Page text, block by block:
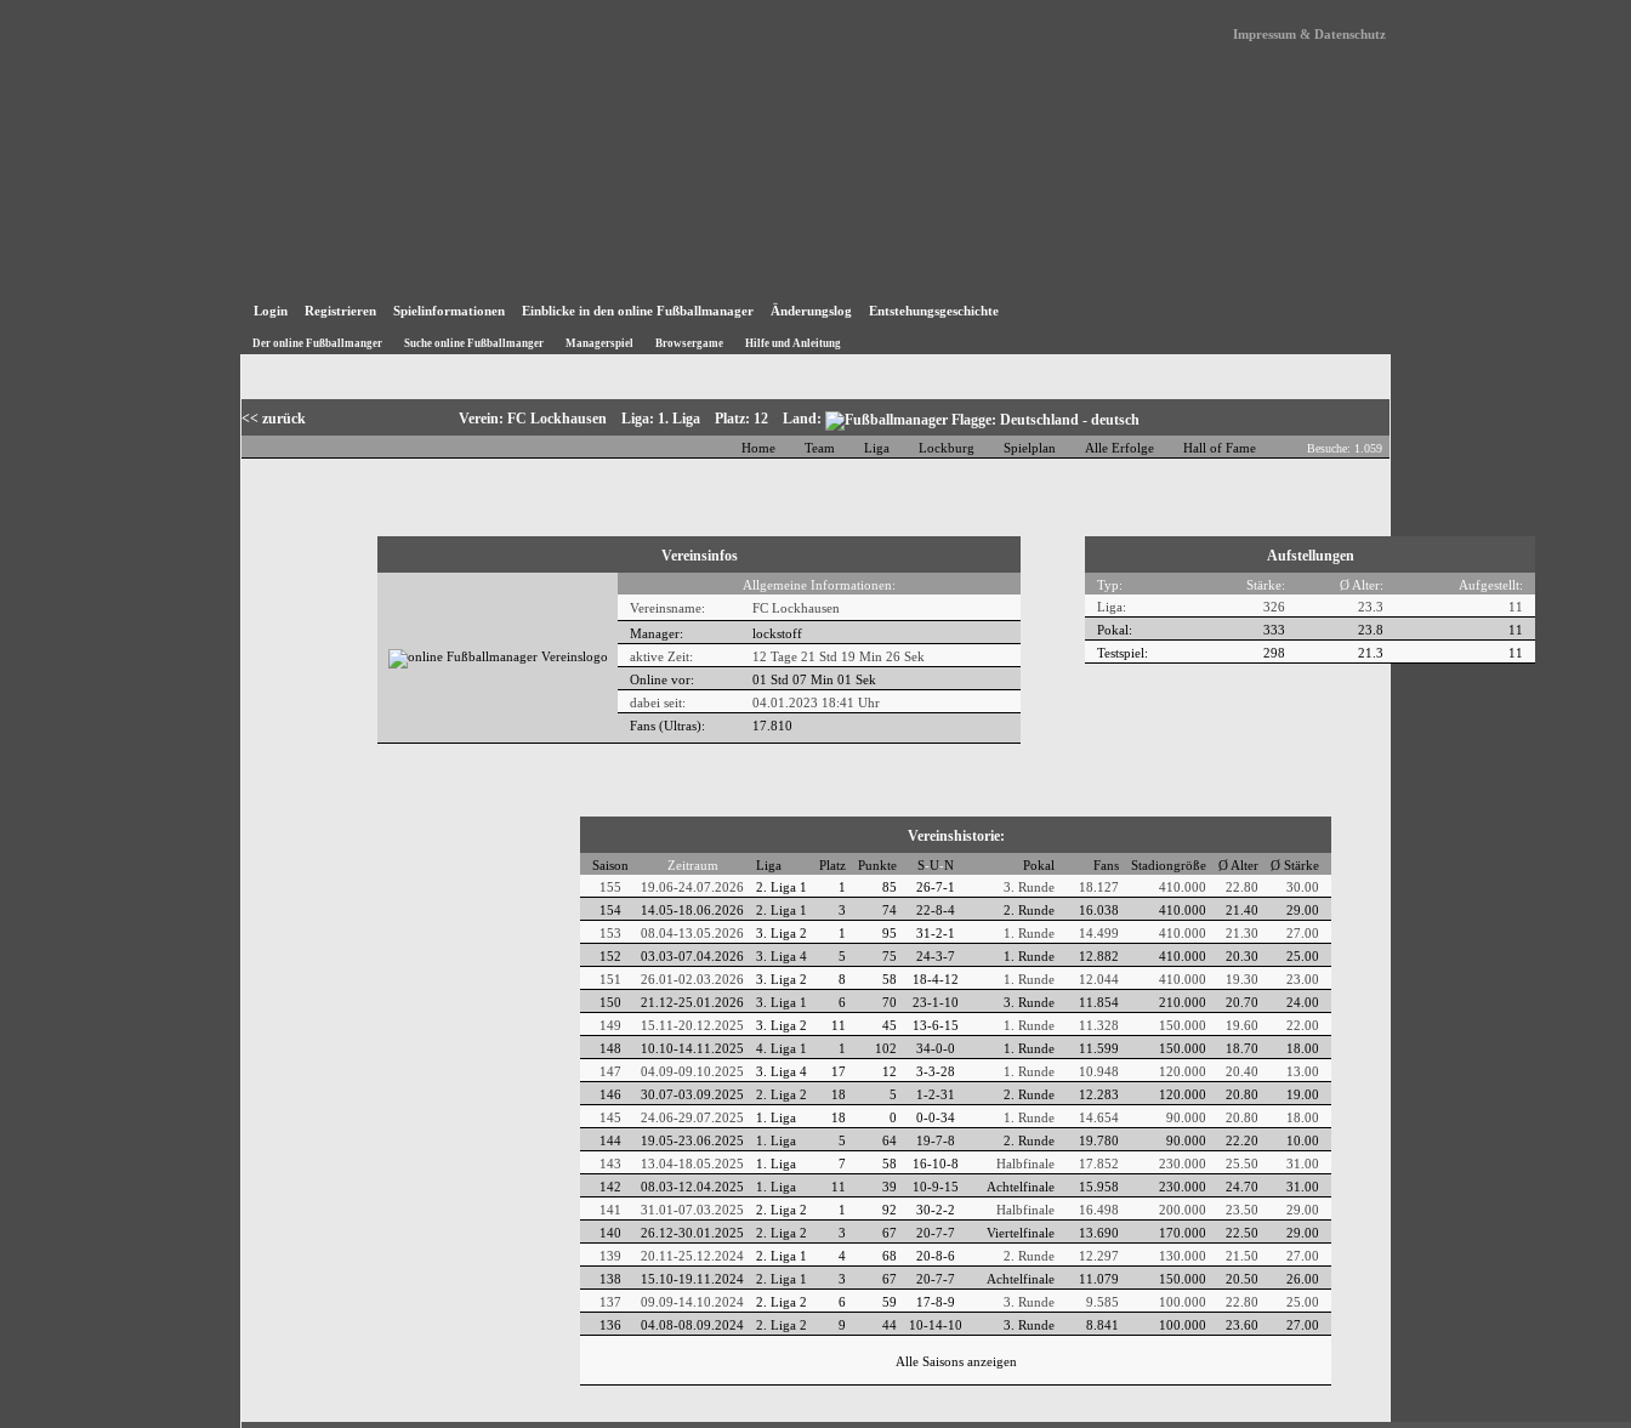
Impressum & Datenschutz
Login Registrieren Spielinformationen Einblicke in den online Fußballmanager Änderungslog Entstehungsgeschichte
Der online Fußballmanger Suche online Fußballmanger Managerspiel Browsergame Hilfe und Anleitung
<< zurück Verein: FC Lockhausen Liga: 1. Liga Platz: 12 Land:
Home Team Liga Lockburg Spielplan Alle Erfolge Hall of Fame Besuche: 1.059
Vereinsinfos
Allgemeine Informationen:
Vereinsname:
FC Lockhausen
Manager:
lockstoff
aktive Zeit:
12 Tage 21 Std 19 Min 26 Sek
Online vor:
01 Std 07 Min 02 Sek
dabei seit:
04.01.2023 18:41 Uhr
Fans (Ultras):
17.810
Aufstellungen
Typ: Stärke: Ø Alter:
Aufgestellt:
Liga:
326 23.3
11
Pokal:
333 23.8
11
Testspiel:
298 21.3 11
Vereinshistorie:
Saison Zeitraum Liga Platz Punkte S-U-N Pokal Fans Stadiongröße Ø Alter
Ø Stärke
155
19.06-24.07.2026 2. Liga 1 1 85 26-7-1 3. Runde 18.127 410.000 22.80
30.00
154
14.05-18.06.2026 2. Liga 1 3 74 22-8-4 2. Runde 16.038 410.000 21.40
29.00
153
08.04-13.05.2026 3. Liga 2 1 95 31-2-1 1. Runde 14.499 410.000 21.30
27.00
152
03.03-07.04.2026 3. Liga 4 5 75 24-3-7 1. Runde 12.882 410.000 20.30
25.00
151
26.01-02.03.2026 3. Liga 2 8 58 18-4-12 1. Runde 12.044 410.000 19.30
23.00
150
21.12-25.01.2026 3. Liga 1 6 70 23-1-10 3. Runde 11.854 210.000 20.70
24.00
149
15.11-20.12.2025 3. Liga 2 11 45 13-6-15 1. Runde 11.328 150.000 19.60
22.00
148
10.10-14.11.2025 4. Liga 1 1 102 34-0-0 1. Runde 11.599 150.000 18.70
18.00
147
04.09-09.10.2025 3. Liga 4 17 12 3-3-28 1. Runde 10.948 120.000 20.40
13.00
146
30.07-03.09.2025 2. Liga 2 18 5 1-2-31 2. Runde 12.283 120.000 20.80
19.00
145
24.06-29.07.2025 1. Liga 18 0 0-0-34 1. Runde 14.654 90.000 20.80
18.00
144
19.05-23.06.2025 1. Liga 5 64 19-7-8 2. Runde 19.780 90.000 22.20
10.00
143
13.04-18.05.2025 1. Liga 7 58 16-10-8 Halbfinale 17.852 230.000 25.50
31.00
142
08.03-12.04.2025 1. Liga 11 39 10-9-15 Achtelfinale 15.958 230.000 24.70
31.00
141
31.01-07.03.2025 2. Liga 2 1 92 30-2-2 Halbfinale 16.498 200.000 23.50
29.00
140
26.12-30.01.2025 2. Liga 2 3 67 20-7-7 Viertelfinale 13.690 170.000 22.50
29.00
139
20.11-25.12.2024 2. Liga 1 4 68 20-8-6 2. Runde 12.297 130.000 21.50
27.00
138
15.10-19.11.2024 2. Liga 1 3 67 20-7-7 Achtelfinale 11.079 150.000 20.50
26.00
137
09.09-14.10.2024 2. Liga 2 6 59 17-8-9 3. Runde 9.585 100.000 22.80
25.00
136
04.08-08.09.2024 2. Liga 2 9 44 10-14-10 3. Runde 8.841 100.000 23.60 27.00
Alle Saisons anzeigen